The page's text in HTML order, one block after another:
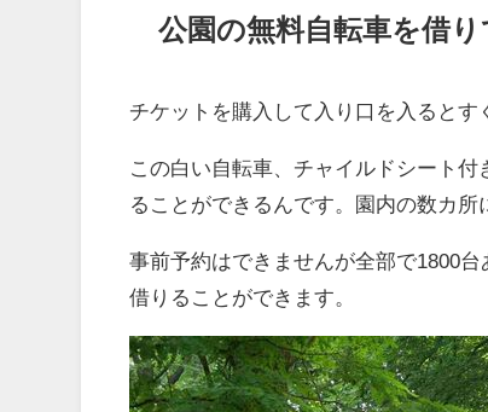
公園の無料自転車を借り
チケットを購入して入り口を入るとす
この白い自転車、チャイルドシート
ることができるんです。園内の数カ所
事前予約はできませんが全部で1800
借りることができます。